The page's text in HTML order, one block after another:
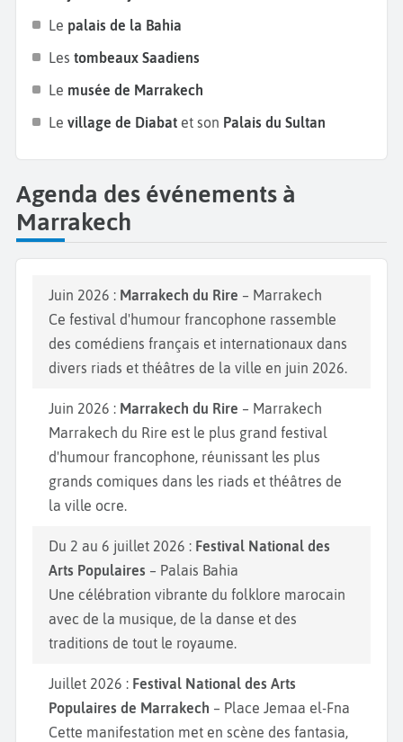
comme le Festival de Jazz
International du Film. Marrakech est le lieu de
vacances idéal où chacun trouvera l'activité qui lui
Le palais de la Bahia
Les tombeaux Saadiens
Le musée de Marrakech
Le village de Diabat et son Palais du Sultan
Agenda des événements à
Marrakech
Juin 2026 : Marrakech du Rire – Marrakech
Ce festival d'humour francophone rassemble
des comédiens français et internationaux dans
divers riads et théâtres de la ville en juin 2026.
Juin 2026 : Marrakech du Rire – Marrakech
Marrakech du Rire est le plus grand festival
d'humour francophone, réunissant les plus
grands comiques dans les riads et théâtres de
la ville ocre.
Du 2 au 6 juillet 2026 : Festival National des
Arts Populaires – Palais Bahia
Une célébration vibrante du folklore marocain
avec de la musique, de la danse et des
traditions de tout le royaume.
Juillet 2026 : Festival National des Arts
Populaires de Marrakech – Place Jemaa el-Fna
Cette manifestation met en scène des fantasia,